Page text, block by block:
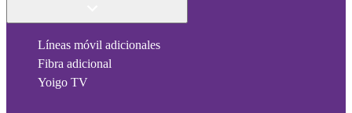
Líneas móvil adicionales
Fibra adicional
Yoigo TV